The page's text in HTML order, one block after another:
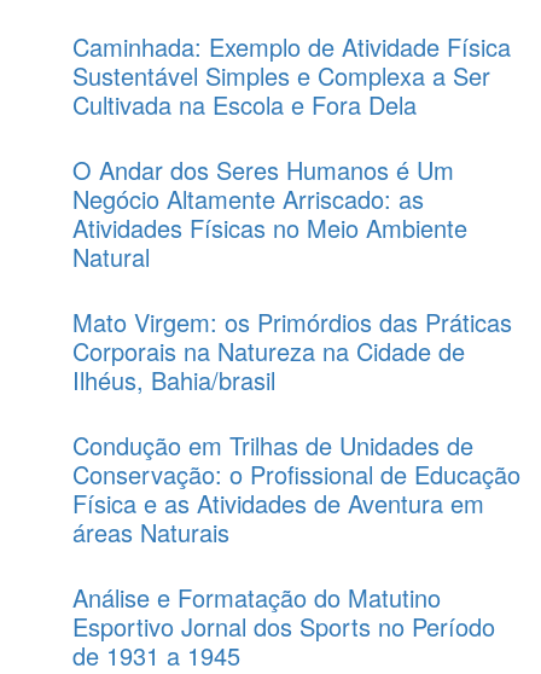
Caminhada: Exemplo de Atividade Física
Sustentável Simples e Complexa a Ser
Cultivada na Escola e Fora Dela
O Andar dos Seres Humanos é Um
Negócio Altamente Arriscado: as
Atividades Físicas no Meio Ambiente
Natural
Mato Virgem: os Primórdios das Práticas
Corporais na Natureza na Cidade de
Ilhéus, Bahia/brasil
Condução em Trilhas de Unidades de
Conservação: o Profissional de Educação
Física e as Atividades de Aventura em
áreas Naturais
Análise e Formatação do Matutino
Esportivo Jornal dos Sports no Período
de 1931 a 1945